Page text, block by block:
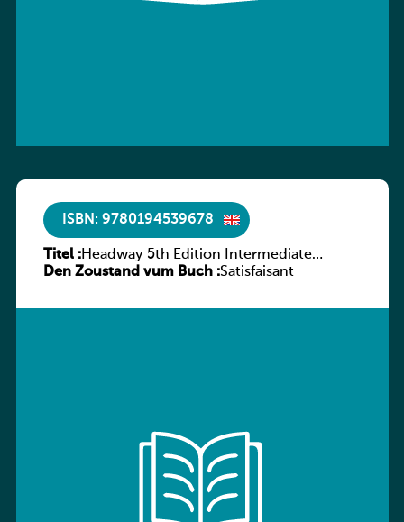
ISBN: 9780194539678
Titel :Headway 5th Edition Intermediate
Workbook without key
Den Zoustand vum Buch :Satisfaisant